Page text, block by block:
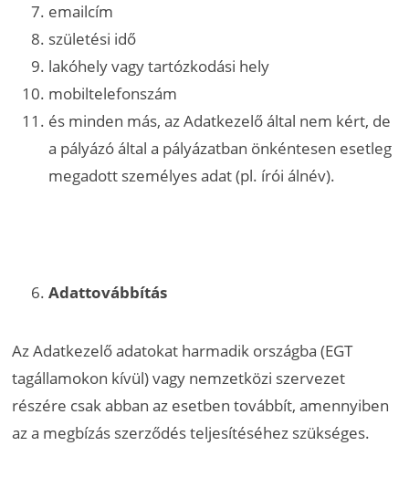
emailcím
születési idő
lakóhely vagy tartózkodási hely
mobiltelefonszám
és minden más, az Adatkezelő által nem kért, de
a pályázó által a pályázatban önkéntesen esetleg
megadott személyes adat (pl. írói álnév).
Adattovábbítás
Az Adatkezelő adatokat harmadik országba (EGT
tagállamokon kívül) vagy nemzetközi szervezet
részére csak abban az esetben továbbít, amennyiben
az a megbízás szerződés teljesítéséhez szükséges.